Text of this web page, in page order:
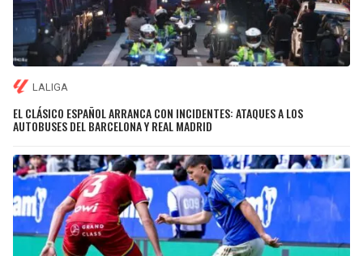
LALIGA
EL CLÁSICO ESPAÑOL ARRANCA CON INCIDENTES: ATAQUES A LOS
AUTOBUSES DEL BARCELONA Y REAL MADRID